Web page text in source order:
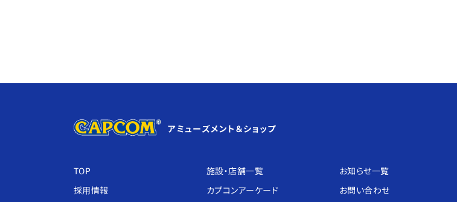
アミューズメント＆ショップ
TOP 施設・店舗⼀覧
お知らせ⼀覧
採⽤情報
カプコンアーケード
お問い合わせ